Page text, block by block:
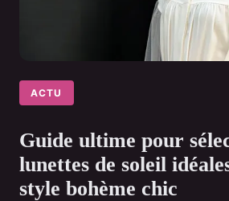
ACTU
Guide ultime pour
lunettes de soleil
style bohème chic